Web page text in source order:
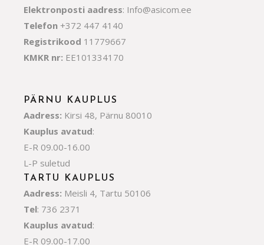
Elektronposti aadress: Info@asicom.ee
Telefon +372 447 4140
Registrikood 11779667
KMKR nr: EE101334170
PÄRNU KAUPLUS
Aadress: Kirsi 48, Pärnu 80010
Kauplus avatud:
E-R 09.00-16.00
L-P suletud
TARTU KAUPLUS
Aadress: Meisli 4, Tartu 50106
Tel: 736 2371
Kauplus avatud:
E-R 09.00-17.00